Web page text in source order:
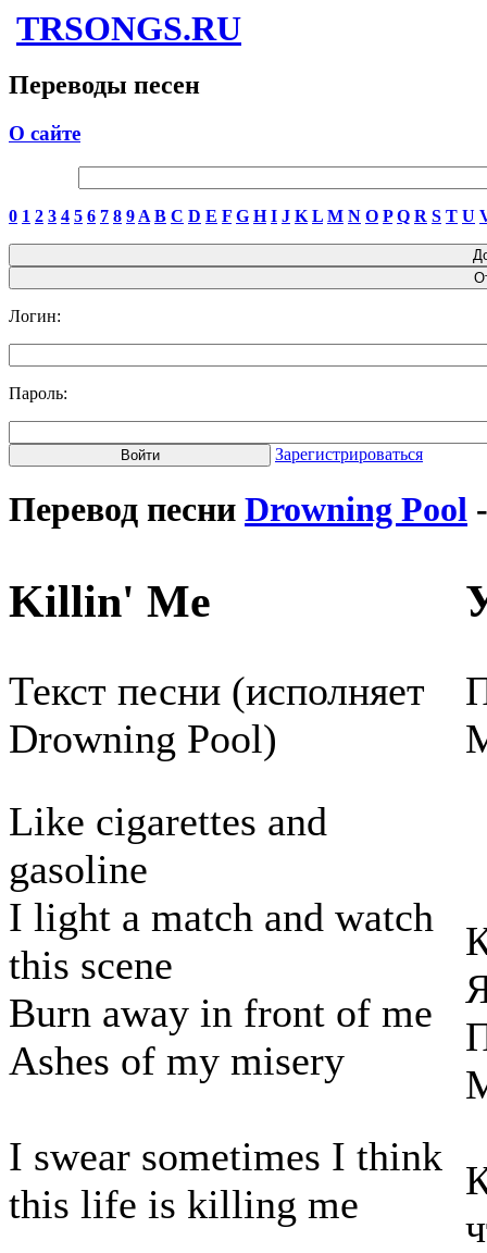
TRSONGS.RU
Переводы песен
О сайте
0 1 2 3 4 5 6 7 8 9 A B C D E F G H I J K L M N O P Q R S T U
Логин:
Пароль:
Зарегистрироваться
Перевод песни Drowning Pool
Killin' Me
Текст песни (исполняет
Drowning Pool)
Like cigarettes and
gasoline
I light a match and watch
this scene
Burn away in front of me
Ashes of my misery
I swear sometimes I think
this life is killing me